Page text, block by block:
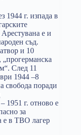
1944 г. изпада в
е и
съд.
и 10
„прогерманска
След 11
1944 –8
свобода поради
1951 г. отново е
за
е в ТВО лагер